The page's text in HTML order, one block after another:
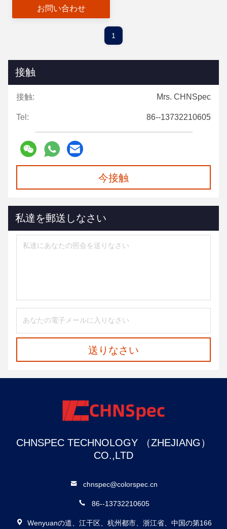
お問い合わせ
1
接触
接触: Mrs. CHNSpec
Tel: 86--13732210605
今接触
私達を郵送しなさい
送りなさい
CHNSPEC TECHNOLOGY （ZHEJIANG）
CO.,LTD
chnspec@colorspec.cn
86--13732210605
Wenyuanの道、江干区、杭州都市、浙江省、中国の第166